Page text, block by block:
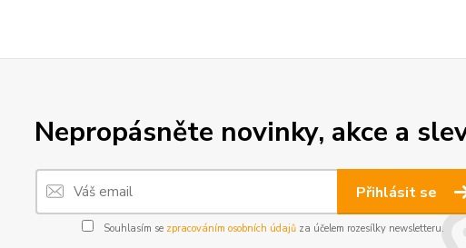
Nepropásněte novinky, akce a
Přihlásit se
Souhlasím se zpracováním osobních údajůza účelem rozesílky newsletteru.